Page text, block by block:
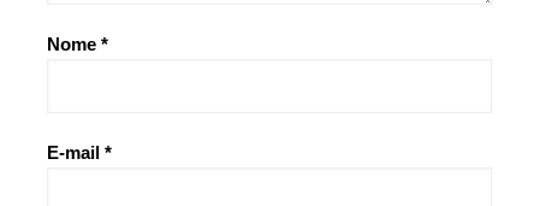
Nome *
E-mail *